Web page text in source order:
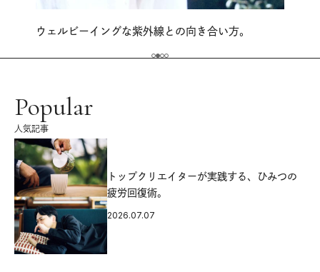
ウェルビーイングな紫外線との向き合い方。
Popular
人気記事
トップクリエイターが実践する、ひみつの
疲労回復術。
2026.07.07